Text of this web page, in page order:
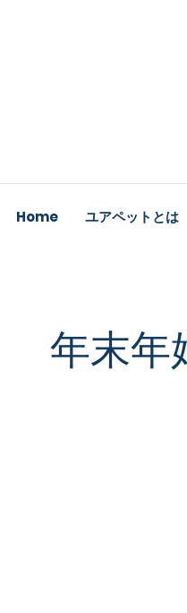
Home ユアペットとは
年末年